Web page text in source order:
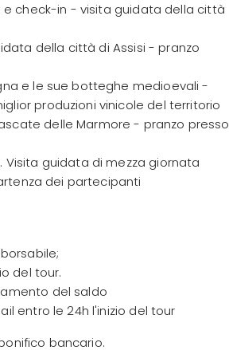
e check-in - visita guidata della città
della città di Assisi - pranzo
e le sue botteghe medioevali -
produzioni vinicole del territorio
delle Marmore - pranzo presso
Visita guidata di mezza giornata
dei partecipanti
del tour.
del saldo
entro le 24h l'inizio del tour
bancario.